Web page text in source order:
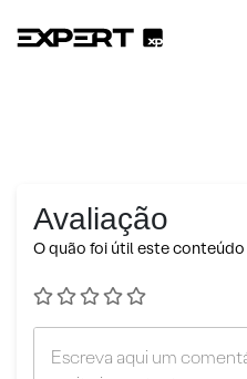
Avaliação
O quão foi útil este conteúdo